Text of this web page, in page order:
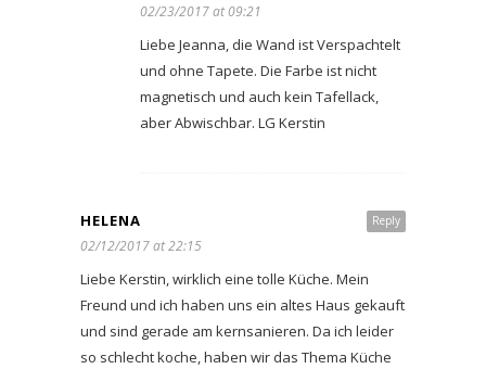
02/23/2017 at 09:21
Liebe Jeanna, die Wand ist Verspachtelt
und ohne Tapete. Die Farbe ist nicht
magnetisch und auch kein Tafellack,
aber Abwischbar. LG Kerstin
Reply
HELENA
02/12/2017 at 22:15
Liebe Kerstin, wirklich eine tolle Küche. Mein
Freund und ich haben uns ein altes Haus gekauft
und sind gerade am kernsanieren. Da ich leider
so schlecht koche, haben wir das Thema Küche